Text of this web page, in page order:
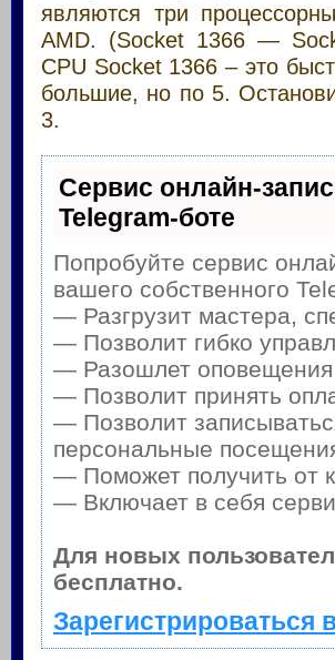
являются три
AMD. (Socket 1366 —
CPU Socket 1366 – это
большие, но по 5.
3.
Сервис онлайн-
Telegram-боте
Попробуйте сервис
вашего собственного
— Разгрузит мастера,
— Позволит гибко
— Разошлет оповещения
— Позволит принять
— Позволит
персональные
— Поможет получить от
— Включает в себя
Для новых
бесплатно.
Зарегистрироваться